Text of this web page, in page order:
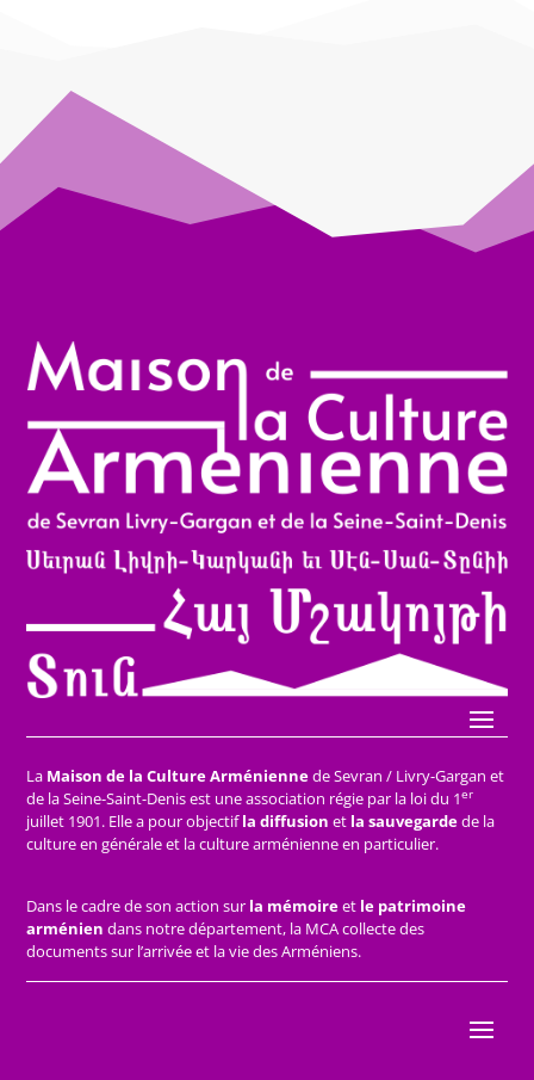
La Maison de la Culture Arméniennede Sevran / Livry-Gargan et
de la Seine-Saint-Denis est une association régie par la loi du 1er
juillet 1901. Elle a pour objectifla diffusion et la sauvegardede la
culture en générale et la culture arménienne en particulier.
Dans le cadre de son action sur la mémoireet le patrimoine
arménien dans notre département, la MCA collecte des
documents sur l’arrivée et la vie des Arméniens.